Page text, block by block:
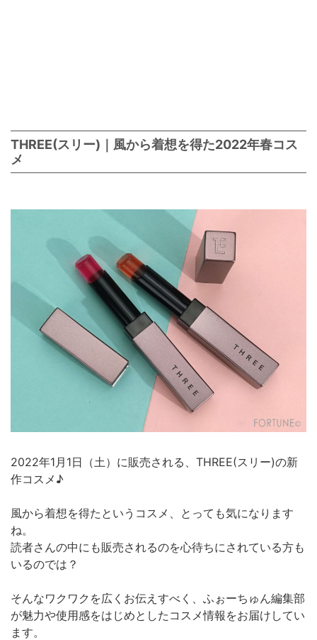
THREE(スリー)｜風から着想を得た2022年春コス
メ
2022年1月1日（土）に販売される、THREE(スリー)の新
作コスメ♪
風から着想を得たというコスメ、とっても気になります
ね。
読者さんの中にも販売されるのを心待ちにされている方も
いるのでは？
そんなワクワクを広くお伝えすべく、ふぉーちゅん編集部
が魅力や使用感をはじめとしたコスメ情報をお届けしてい
ます。